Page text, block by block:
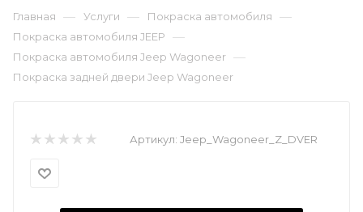
Главная — Услуги — Покраска автомобиля —
Покраска автомобиля JEEP —
Покраска автомобиля Jeep Wagoneer —
Покраска задней двери Jeep Wagoneer
Артикул: Jeep_Wagoneer_Z_DVER